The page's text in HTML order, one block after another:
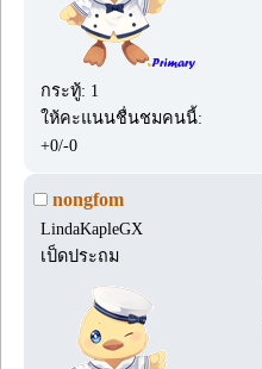
กระทู้: 1
ให้คะแนนชื่นชมคนนี้:
+0/-0
nongfom
LindaKapleGX
เป็ดประถม